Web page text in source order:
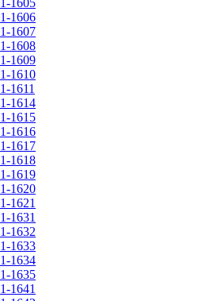
1605
1606
1607
1608
1609
1610
1611
1614
1615
1616
1617
1618
1619
1620
1621
1631
1632
1633
1634
1635
1641